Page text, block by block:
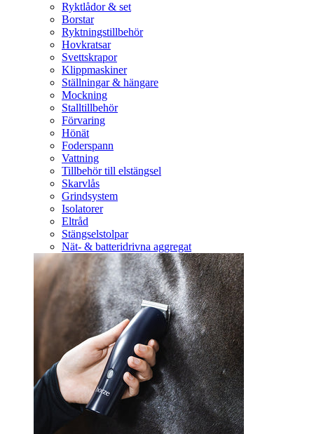
Ryktlådor & set
Borstar
Ryktningstillbehör
Hovkratsar
Svettskrapor
Klippmaskiner
Ställningar & hängare
Mockning
Stalltillbehör
Förvaring
Hönät
Foderspann
Vattning
Tillbehör till elstängsel
Skarvlås
Grindsystem
Isolatorer
Eltråd
Stängselstolpar
Nät- & batteridrivna aggregat